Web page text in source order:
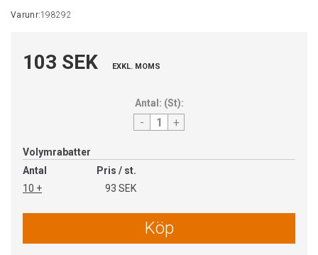
Varunr:198292
103 SEK EXKL. MOMS
Antal: (St):
- +
Volymrabatter
Antal
Pris / st.
10 +
93 SEK
Köp